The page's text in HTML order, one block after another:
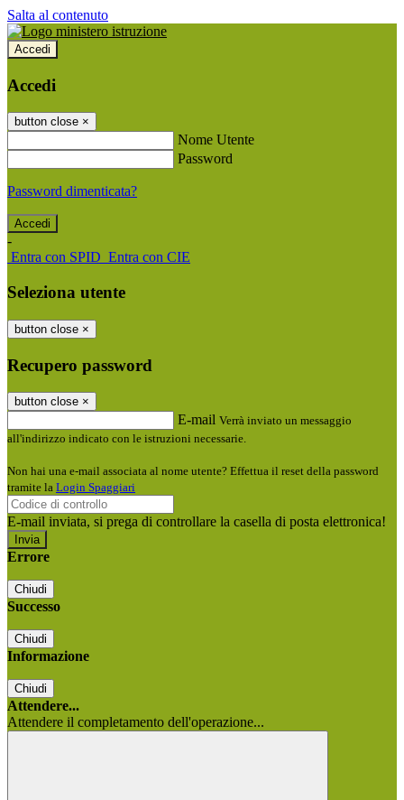
Salta al contenuto
Accedi
Accedi
button close ×
Nome Utente
Password
Password dimenticata?
-
Entra con SPID Entra con CIE
Seleziona utente
button close ×
Recupero password
button close ×
E-mail Verrà inviato un messaggio
all'indirizzo indicato con le istruzioni necessarie.
Non hai una e-mail associata al nome utente? Effettua il reset della password
tramite la Login Spaggiari
E-mail inviata, si prega di controllare la casella di posta elettronica!
Errore
Chiudi
Successo
Chiudi
Informazione
Chiudi
Attendere...
Attendere il completamento dell'operazione...